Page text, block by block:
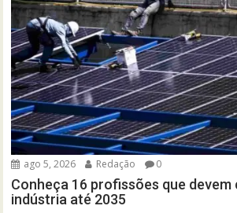
ago 5, 2026 Redação 0
Conheça 16 profissões que devem
indústria até 2035